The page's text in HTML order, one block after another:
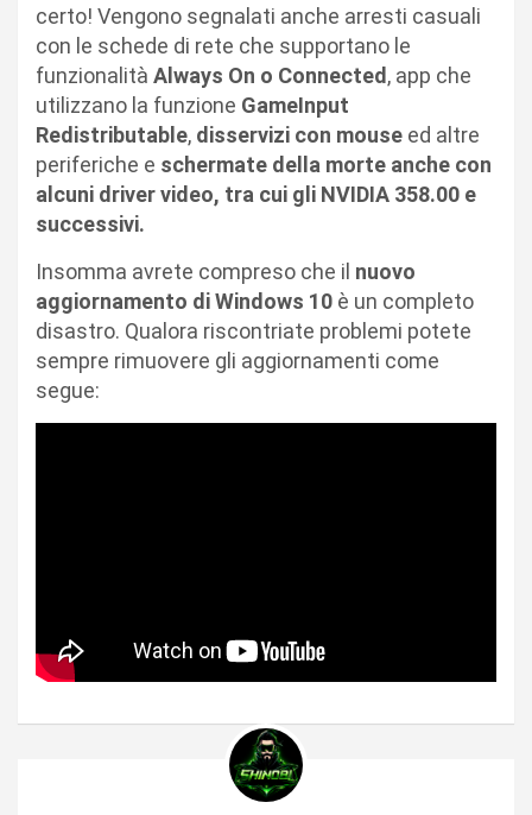
certo! Vengono segnalati anche arresti casuali
con le schede di rete che supportano le
funzionalità Always On o Connected, app che
utilizzano la funzione GameInput
Redistributable, disservizi con mouse ed altre
periferiche e schermate della morte anche con
alcuni driver video, tra cui gli NVIDIA 358.00 e
successivi.
Insomma avrete compreso che il nuovo
aggiornamento di Windows 10 è un completo
disastro. Qualora riscontriate problemi potete
sempre rimuovere gli aggiornamenti come
segue: